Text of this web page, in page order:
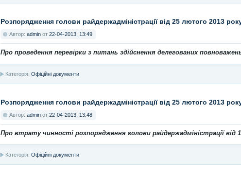
Розпорядження голови райдержадміністрації від 25 лютого 2013
Автор: admin от 22-04-2013, 13:49
Про проведення перевірки з питань здійснення делегованих
Категорія: Офіційні документи
Розпорядження голови райдержадміністрації від 25 лютого 2013
Автор: admin от 22-04-2013, 13:48
Про втрату чинності розпорядження голови райдержадміністрації від
Категорія: Офіційні документи